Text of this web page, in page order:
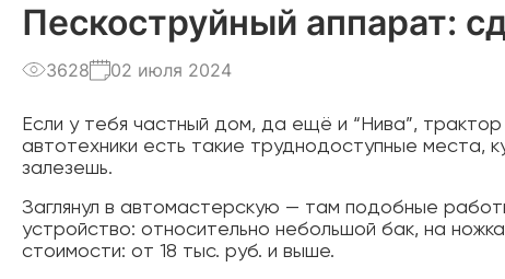
Пескоструйный аппарат:
3628 02 июля 2024
Если у тебя частный дом, да ещё и “Нива”,
автотехники есть такие труднодоступные места,
залезешь.
Заглянул в автомастерскую — там подобные
устройство: относительно небольшой бак, на
стоимости: от 18 тыс. руб. и выше.